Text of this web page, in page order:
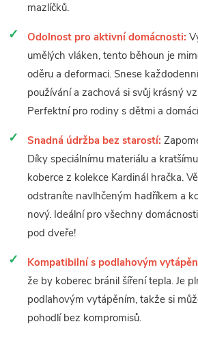
mazlíčků.
Odolnost pro aktivní domácnosti:
umělých vláken, tento běhoun je
oděru a deformaci. Snese
používání a zachová si svůj krásný
Perfektní pro rodiny s dětmi a
Snadná údržba bez starostí:
Díky speciálnímu materiálu a
koberce z kolekce Kardinál hračka.
odstraníte navlhčeným hadříkem a
nový. Ideální pro všechny
pod dveře!
Kompatibilní s podlahovým
že by koberec bránil šíření tepla. Je
podlahovým vytápěním, takže si
pohodlí bez kompromisů.